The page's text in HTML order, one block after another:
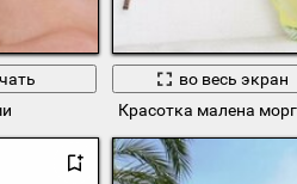
во весь экран
Красотка малена